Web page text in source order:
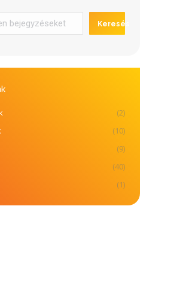
Keresés
(2)
(10)
(9)
(40)
(1)